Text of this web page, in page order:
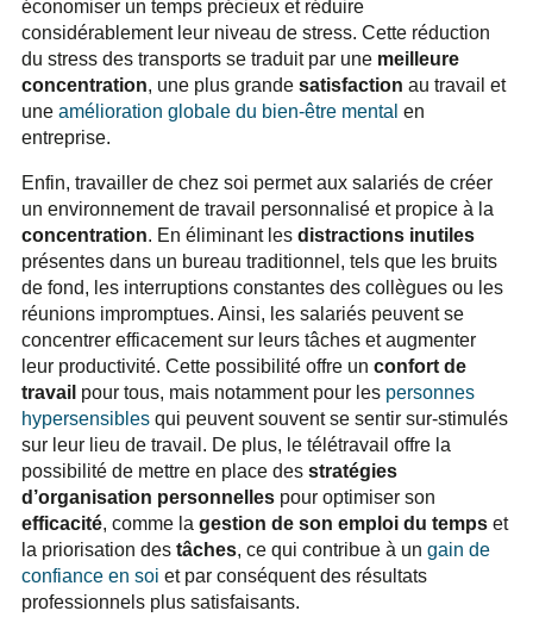
économiser un temps précieux et réduire
considérablement leur niveau de stress. Cette réduction
du stress des transports se traduit par une meilleure
concentration, une plus grande satisfaction au travail et
une amélioration globale du bien-être mental en
entreprise.
Enfin, travailler de chez soi permet aux salariés de créer
un environnement de travail personnalisé et propice à la
concentration. En éliminant les distractions inutiles
présentes dans un bureau traditionnel, tels que les bruits
de fond, les interruptions constantes des collègues ou les
réunions impromptues. Ainsi, les salariés peuvent se
concentrer efficacement sur leurs tâches et augmenter
leur productivité. Cette possibilité offre un confort de
travail pour tous, mais notamment pour les personnes
hypersensibles qui peuvent souvent se sentir sur-stimulés
sur leur lieu de travail. De plus, le télétravail offre la
possibilité de mettre en place des stratégies
d’organisation personnelles pour optimiser son
efficacité, comme la gestion de son emploi du temps et
la priorisation des tâches, ce qui contribue à un gain de
confiance en soi et par conséquent des résultats
professionnels plus satisfaisants.